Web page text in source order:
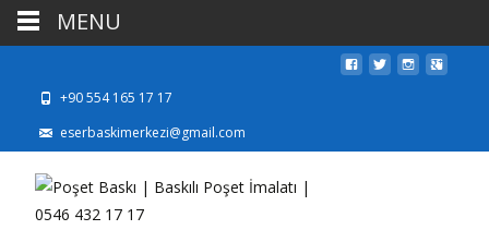
+90 554 165 17 17
eserbaskimerkezi@gmail.com
MENU